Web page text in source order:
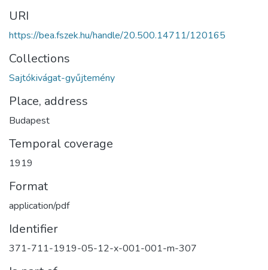
URI
https://bea.fszek.hu/handle/20.500.14711/120165
Collections
Sajtókivágat-gyűjtemény
Place, address
Budapest
Temporal coverage
1919
Format
application/pdf
Identifier
371-711-1919-05-12-x-001-001-m-307